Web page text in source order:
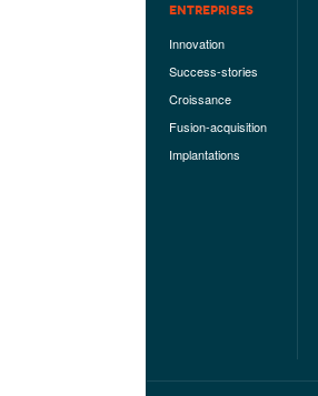
ENTREPRISES
Innovation
Success-stories
Croissance
Fusion-acquisition
Implantations